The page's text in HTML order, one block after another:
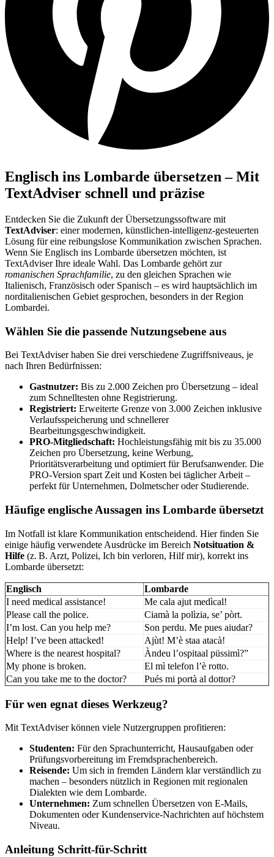
Englisch ins Lombarde übersetzen – Mit
TextAdviser schnell und präzise
Entdecken Sie die Zukunft der Übersetzungssoftware mit
TextAdviser: einer modernen, künstlichen-intelligenz-gesteuerten
Lösung für eine reibungslose Kommunikation zwischen Sprachen.
Wenn Sie Englisch ins Lombarde übersetzen möchten, ist
TextAdviser Ihre ideale Wahl. Das Lombarde gehört zur
romanischen Sprachfamilie, zu den gleichen Sprachen wie
Italienisch, Französisch oder Spanisch – es wird hauptsächlich im
norditalienischen Gebiet gesprochen, besonders in der Region
Lombardei.
Wählen Sie die passende Nutzungsebene aus
Bei TextAdviser haben Sie drei verschiedene Zugriffsniveaus, je
nach Ihren Bedürfnissen:
Gastnutzer: Bis zu 2.000 Zeichen pro Übersetzung – ideal
zum Schnelltesten ohne Registrierung.
Registriert: Erweiterte Grenze von 3.000 Zeichen inklusive
Verlaufsspeicherung und schnellerer
Bearbeitungsgeschwindigkeit.
PRO-Mitgliedschaft: Hochleistungsfähig mit bis zu 35.000
Zeichen pro Übersetzung, keine Werbung,
Prioritätsverarbeitung und optimiert für Berufsanwender. Die
PRO-Version spart Zeit und Kosten bei täglicher Arbeit –
perfekt für Unternehmen, Dolmetscher oder Studierende.
Häufige englische Aussagen ins Lombarde übersetzt
Im Notfall ist klare Kommunikation entscheidend. Hier finden Sie
einige häufig verwendete Ausdrücke im Bereich Notsituation &
Hilfe (z. B. Arzt, Polizei, Ich bin verloren, Hilf mir), korrekt ins
Lombarde übersetzt:
Englisch
Lombarde
I need medical assistance!
Me cala ajut medìcal!
Please call the police.
Ciamà la polìzia, se’ pòrt.
I’m lost. Can you help me?
Son perdu. Me pues aiudar?
Help! I’ve been attacked!
Ajùt! M’è staa atacà!
Where is the nearest hospital?
Àndeu l’ospitaal püssimì?”
My phone is broken.
El mì telefon l’è rotto.
Can you take me to the doctor?
Pués mi portà al dottor?
Für wen egnat dieses Werkzeug?
Mit TextAdviser können viele Nutzergruppen profitieren:
Studenten: Für den Sprachunterricht, Hausaufgaben oder
Prüfungsvorbereitung im Fremdsprachenbereich.
Reisende: Um sich in fremden Ländern klar verständlich zu
machen – besonders nützlich in Regionen mit regionalen
Dialekten wie dem Lombarde.
Unternehmen: Zum schnellen Übersetzen von E-Mails,
Dokumenten oder Kundenservice-Nachrichten auf höchstem
Niveau.
Anleitung Schritt-für-Schritt